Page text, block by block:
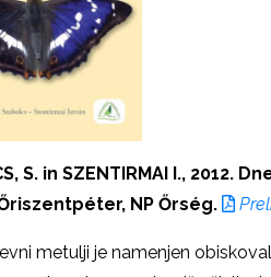
S. in SZENTIRMAI I., 2012.
NP Őrség.
metulji je namenjen